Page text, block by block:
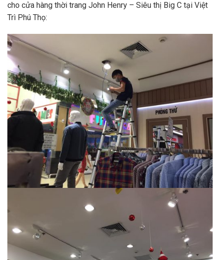
cho cửa hàng thời trang John Henry – Siêu thị Big C tại Việt
Trì Phú Thọ: